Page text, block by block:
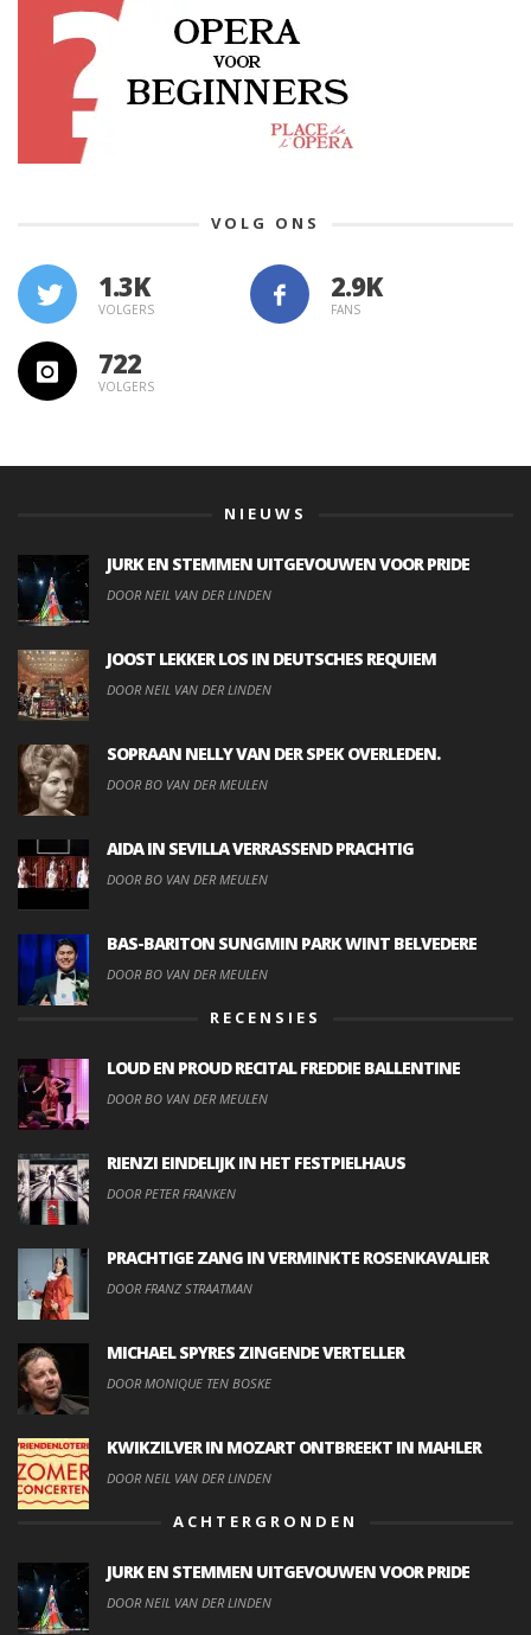
VOLG ONS
1.3K
VOLGERS FANS
722
VOLGERS
NIEUWS
JURK EN STEMMEN UITGEVOUWEN VOOR PRIDE
DOOR NEIL VAN DER LINDEN
JOOST LEKKER LOS IN DEUTSCHES REQUIEM
DOOR NEIL VAN DER LINDEN
SOPRAAN NELLY VAN DER SPEK OVERLEDEN.
DOOR BO VAN DER MEULEN
AIDA IN SEVILLA VERRASSEND PRACHTIG
DOOR BO VAN DER MEULEN
BAS-BARITON SUNGMIN PARK WINT BELVEDERE
DOOR BO VAN DER MEULEN
RECENSIES
LOUD EN PROUD RECITAL FREDDIE BALLENTINE
DOOR BO VAN DER MEULEN
RIENZI EINDELIJK IN HET FESTPIELHAUS
DOOR PETER FRANKEN
PRACHTIGE ZANG IN VERMINKTE ROSENKAVALIER
DOOR FRANZ STRAATMAN
MICHAEL SPYRES ZINGENDE VERTELLER
DOOR MONIQUE TEN BOSKE
KWIKZILVER IN MOZART ONTBREEKT IN MAHLER
DOOR NEIL VAN DER LINDEN
ACHTERGRONDEN
JURK EN STEMMEN UITGEVOUWEN VOOR PRIDE
DOOR NEIL VAN DER LINDEN